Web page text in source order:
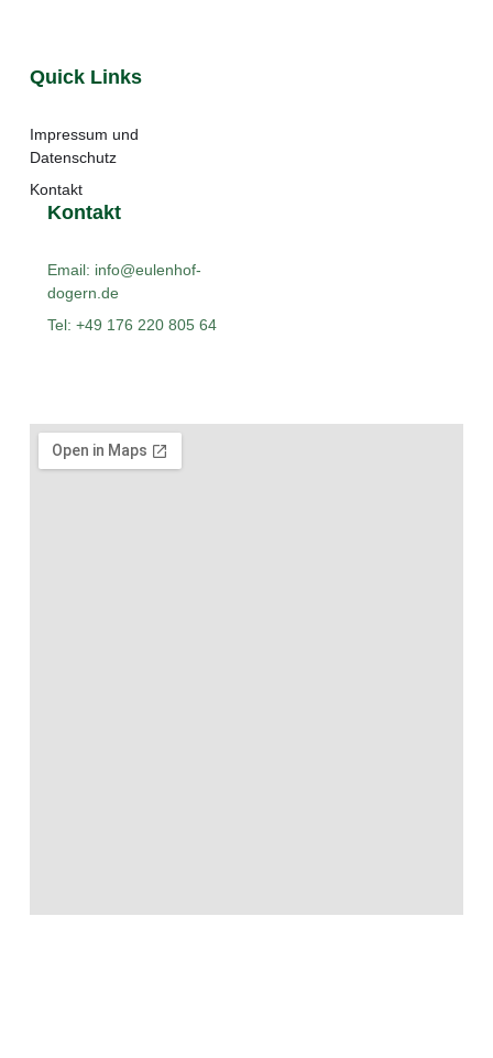
Quick Links
Impressum und
Datenschutz
Kontakt
Kontakt
Email: info@eulenhof-
dogern.de
Tel: +49 176 220 805 64